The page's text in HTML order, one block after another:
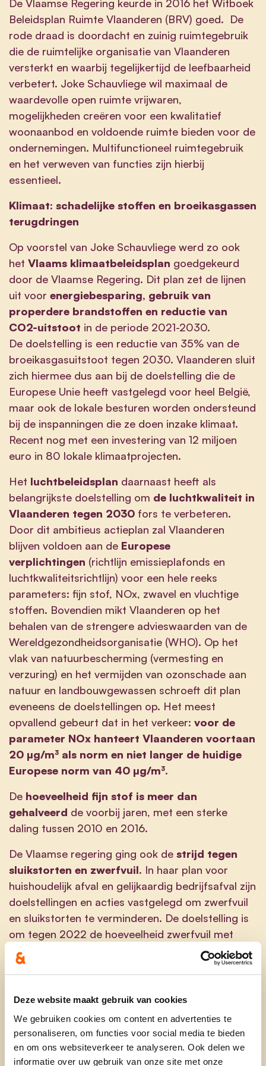
Deze website maakt gebruik van cookies
We gebruiken cookies om content en advertenties te
personaliseren, om functies voor social media te bieden
en om ons websiteverkeer te analyseren. Ook delen we
informatie over uw gebruik van onze site met onze
De Vlaamse Regering keurde in 2016 het Witboek
Beleidsplan Ruimte Vlaanderen (BRV) goed. De
rode draad is doordacht en zuinig ruimtegebruik
die de ruimtelijke organisatie van Vlaanderen
versterkt en waarbij tegelijkertijd de leefbaarheid
verbetert. Joke Schauvliege wil maximaal de
waardevolle open ruimte vrijwaren,
mogelijkheden creëren voor een kwalitatief
woonaanbod en voldoende ruimte bieden voor de
ondernemingen. Multifunctioneel ruimtegebruik
en het verweven van functies zijn hierbij
essentieel.
Klimaat: schadelijke stoffen en broeikasgassen
terugdringen
Op voorstel van Joke Schauvliege werd zo ook
het Vlaams klimaatbeleidsplan goedgekeurd
door de Vlaamse Regering. Dit plan zet de lijnen
uit voor energiebesparing, gebruik van
properdere brandstoffen en reductie van
CO2-uitstoot in de periode 2021-2030.
De doelstelling is een reductie van 35% van de
broeikasgasuitstoot tegen 2030. Vlaanderen sluit
zich hiermee dus aan bij de doelstelling die de
Europese Unie heeft vastgelegd voor heel België,
maar ook de lokale besturen worden ondersteund
bij de inspanningen die ze doen inzake klimaat.
Recent nog met een investering van 12 miljoen
euro in 80 lokale klimaatprojecten.
Het luchtbeleidsplan daarnaast heeft als
belangrijkste doelstelling om de luchtkwaliteit in
Vlaanderen tegen 2030 fors te verbeteren.
Door dit ambitieus actieplan zal Vlaanderen
blijven voldoen aan de Europese
verplichtingen (richtlijn emissieplafonds en
luchtkwaliteitsrichtlijn) voor een hele reeks
parameters: fijn stof, NOx, zwavel en vluchtige
stoffen. Bovendien mikt Vlaanderen op het
behalen van de strengere advieswaarden van de
Wereldgezondheidsorganisatie (WHO). Op het
vlak van natuurbescherming (vermesting en
verzuring) en het vermijden van ozonschade aan
natuur en landbouwgewassen schroeft dit plan
eveneens de doelstellingen op. Het meest
opvallend gebeurt dat in het verkeer: voor de
parameter NOx hanteert Vlaanderen voortaan
20 µg/m³ als norm en niet langer de huidige
Europese norm van 40 µg/m³.
De hoeveelheid fijn stof is meer dan
gehalveerd de voorbij jaren, met een sterke
daling tussen 2010 en 2016.
De Vlaamse regering ging ook de strijd tegen
sluikstorten en zwerfvuil. In haar plan voor
huishoudelijk afval en gelijkaardig bedrijfsafval zijn
doelstellingen en acties vastgelegd om zwerfvuil
en sluikstorten te verminderen. De doelstelling is
om tegen 2022 de hoeveelheid zwerfvuil met
20% te doen dalen. Hiervoor zijn de Mooimakers
opgericht die werken rond een vijfpijleraanpak:
infrastructuur en handhaving. Bovendien nam
Joke actie om meer grondstoffen terecycleren
De ambitie is om 90% te recycleren tegen 2020.
De strijd tegen vervuiling doorplasticis een
ander voorbeeld. Met het verbod op het gebruik